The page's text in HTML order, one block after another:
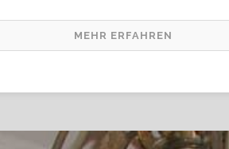
MEHR ERFAHREN